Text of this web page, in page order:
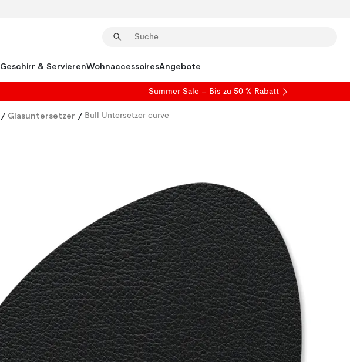
Geschirr & ServierenWohnaccessoiresAngebote
Summer Sale – Bis zu 50 % Rabatt
/ Glasuntersetzer / Bull Untersetzer curve